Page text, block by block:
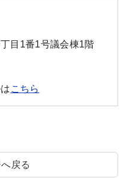
目1番1号議会棟1階
こちら
戻る